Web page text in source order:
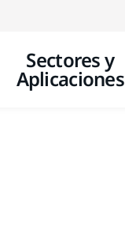
Sectores y
Aplicaciones